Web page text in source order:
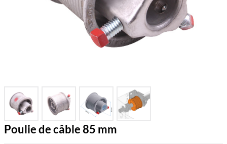
Poulie de câble 85 mm